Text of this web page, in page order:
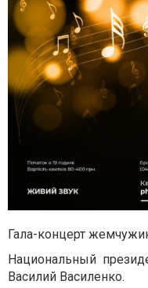
Гала-концерт
Национальный
Василий Василенко.